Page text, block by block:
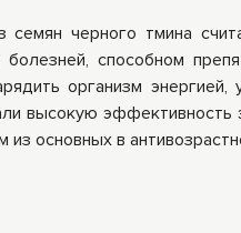
черного тмина
способном
организм
высокую эффективность
основных в